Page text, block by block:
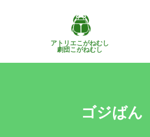
アトリエこがねむし
劇団こがねむし
ゴジばん